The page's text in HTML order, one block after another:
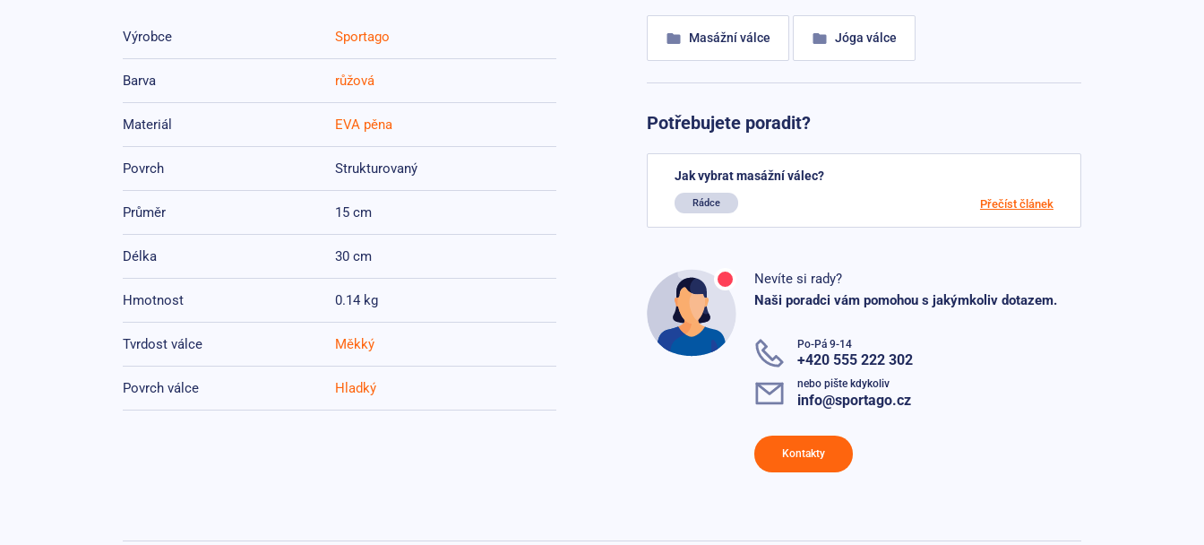
Výrobce Sportago
Barva růžová
Materiál EVA pěna
Povrch Strukturovaný
Průměr 15 cm
Délka 30 cm
Hmotnost 0.14 kg
Tvrdost válce Měkký
Povrch válce Hladký
Masážní válce Jóga válce
Potřebujete poradit?
Jak vybrat masážní válec?
Rádce Přečíst článek
Nevíte si rady?
Naši poradci vám pomohou s jakýmkoliv dotazem.
Po-Pá 9-14
+420 555 222 302
nebo pište kdykoliv
info@sportago.cz
Kontakty